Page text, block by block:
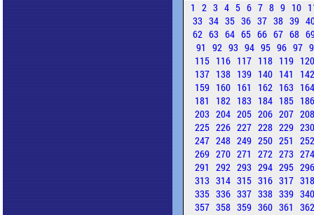
1 2 3 4 5 6 7 8 9 10
33 34 35 36 37 38 39
62 63 64 65 66 67 68
91 92 93 94 95 96 97
115 116 117 118 119
137 138 139 140 141
159 160 161 162 163
181
182 183 184 185
203 204 205 206 207
225 226 227 228 229
247 248 249 250 251
269 270 271 272 273
291 292 293 294 295
313 314 315 316 317
335 336 337 338 339
357 358 359 360 361